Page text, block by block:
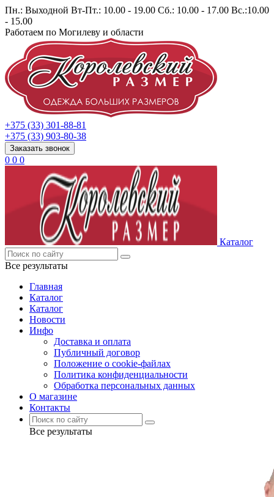
Пн.: Выходной Вт-Пт.: 10.00 - 19.00 Сб.: 10.00 - 17.00 Вс.:10.00
- 15.00
Работаем по Могилеву и области
+375 (33) 301-88-81
+375 (33) 903-80-38
Заказать звонок
0 0 0
Каталог
Все результаты
Главная
Каталог
Каталог
Новости
Инфо
Доставка и оплата
Публичный договор
Положение о cookie-файлах
Политика конфиденциальности
Обработка персональных данных
О магазине
Контакты
Все результаты